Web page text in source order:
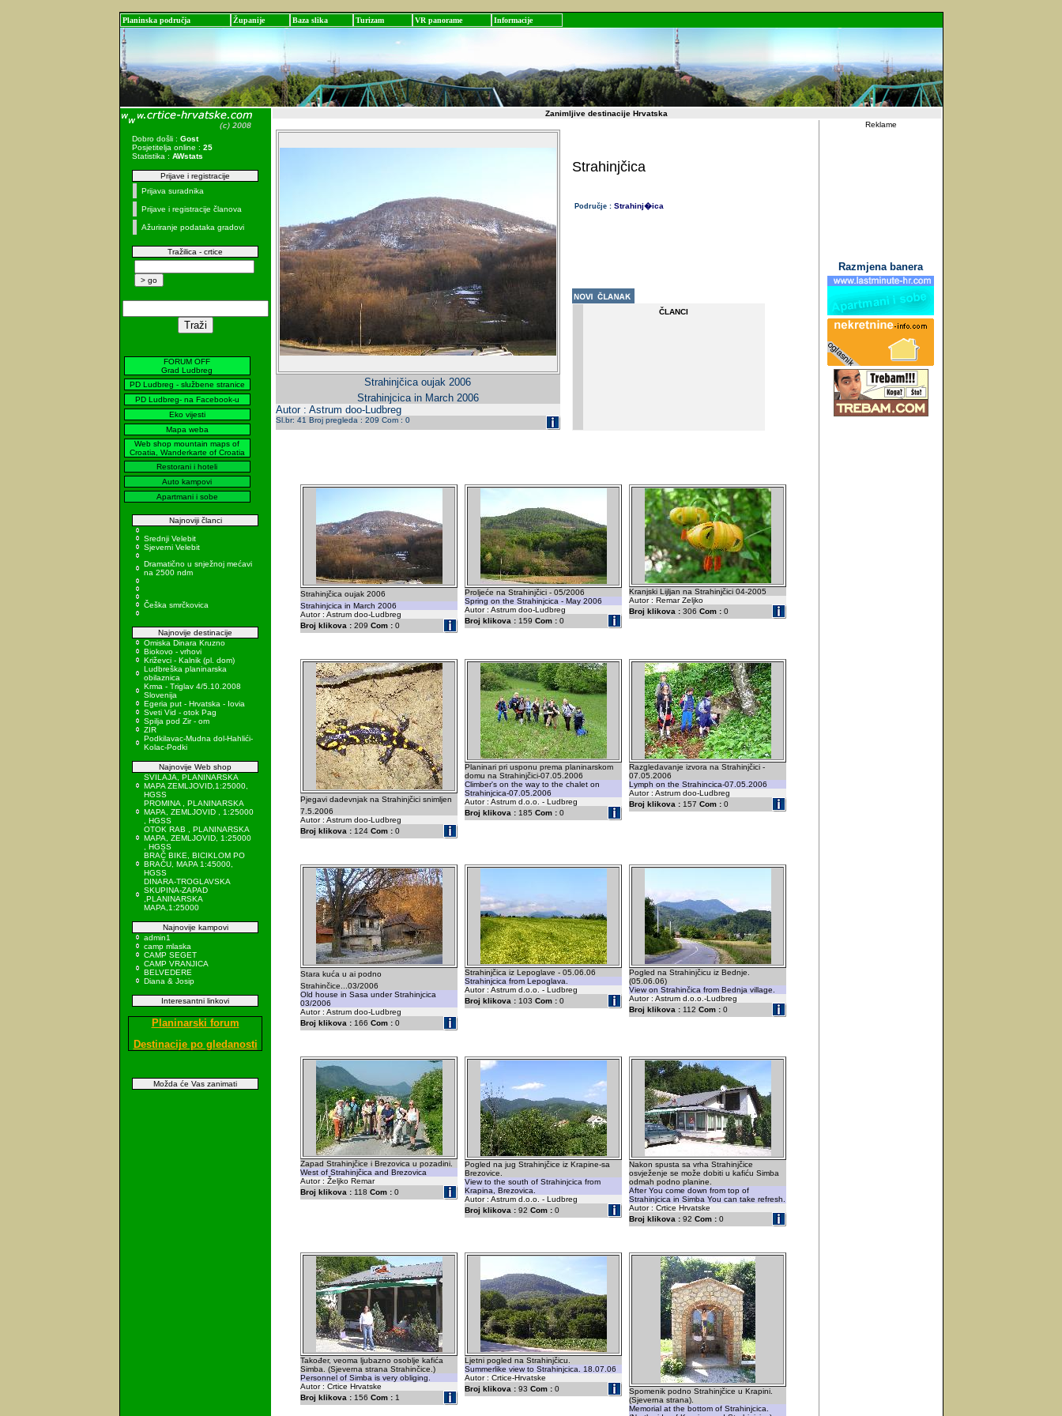
Planinska područja Županije Baza slika Turizam VR panorame Informacije
Dobro došli : Gost
Posjetitelja online : 25
Statistika : AWstats
Prijave i registracije
Prijava suradnika
Prijave i registracije članova
Ažuriranje podataka gradovi
Tražilica - crtice
FORUM OFF
Grad Ludbreg
PD Ludbreg - službene stranice
PD Ludbreg- na Facebook-u
Eko vijesti
Mapa weba
Web shop mountain maps of
Croatia, Wanderkarte of Croatia
Restorani i hoteli
Auto kampovi
Apartmani i sobe
Najnoviji članci
Srednji Velebit
Sjeverni Velebit
Dramatično u snježnoj mećavi
na 2500 ndm
Češka smrčkovica
Najnovije destinacije
Omiska Dinara Kruzno
Biokovo - vrhovi
Križevci - Kalnik (pl. dom)
Ludbreška planinarska
obilaznica
Krma - Triglav 4/5.10.2008
Slovenija
Egeria put - Hrvatska - Iovia
Sveti Vid - otok Pag
Spilja pod Zir - om
ZIR
Podkilavac-Mudna dol-Hahlići-
Kolac-Podki
Najnovije Web shop
SVILAJA, PLANINARSKA
MAPA ZEMLJOVID,1:25000,
HGSS
PROMINA , PLANINARSKA
MAPA, ZEMLJOVID , 1:25000
, HGSS
OTOK RAB , PLANINARSKA
MAPA, ZEMLJOVID, 1:25000
, HGSS
BRAČ BIKE, BICIKLOM PO
BRAČU, MAPA 1:45000,
HGSS
DINARA-TROGLAVSKA
SKUPINA-ZAPAD
,PLANINARSKA
MAPA,1:25000
Najnovije kampovi
admin1
camp mlaska
CAMP SEGET
CAMP VRANJICA
BELVEDERE
Diana & Josip
Interesantni linkovi
Planinarski forum
Destinacije po gledanosti
Možda će Vas zanimati
Zanimljive destinacije Hrvatska
Strahinjčica oujak 2006
Strahinjcica in March 2006
Autor : Astrum doo-Ludbreg
Sl.br: 41 Broj pregleda : 209 Com : 0
Strahinjčica
Područje : Strahinj�ica
ČLANCI
Strahinjčica oujak 2006
Strahinjcica in March 2006
Autor : Astrum doo-Ludbreg
Broj klikova : 209 Com : 0
Proljeće na Strahinjčici - 05/2006
Spring on the Strahinjcica - May 2006
Autor : Astrum doo-Ludbreg
Broj klikova : 159 Com : 0
Kranjski Lijljan na Strahinjčici 04-2005
Autor : Remar Zeljko
Broj klikova : 306 Com : 0
Pjegavi dadevnjak na Strahinjčici snimljen
7.5.2006
Autor : Astrum doo-Ludbreg
Broj klikova : 124 Com : 0
Planinari pri usponu prema planinarskom
domu na Strahinjčici-07.05.2006
Climber's on the way to the chalet on
Strahinjcica-07.05.2006
Autor : Astrum d.o.o. - Ludbreg
Broj klikova : 185 Com : 0
Razgledavanje izvora na Strahinjčici -
07.05.2006
Lymph on the Strahincica-07.05.2006
Autor : Astrum doo-Ludbreg
Broj klikova : 157 Com : 0
Stara kuća u ai podno
Strahinčice...03/2006
Old house in Sasa under Strahinjcica
03/2006
Autor : Astrum doo-Ludbreg
Broj klikova : 166 Com : 0
Strahinjčica iz Lepoglave - 05.06.06
Strahinjcica from Lepoglava.
Autor : Astrum d.o.o. - Ludbreg
Broj klikova : 103 Com : 0
Pogled na Strahinjčicu iz Bednje.
(05.06.06)
View on Strahinčica from Bednja village.
Autor : Astrum d.o.o.-Ludbreg
Broj klikova : 112 Com : 0
Zapad Strahinjčice i Brezovica u pozadini.
West of Strahinjčica and Brezovica
Autor : Željko Remar
Broj klikova : 118 Com : 0
Pogled na jug Strahinjčice iz Krapine-sa
Brezovice.
View to the south of Strahinjcica from
Krapina, Brezovica.
Autor : Astrum d.o.o. - Ludbreg
Broj klikova : 92 Com : 0
Nakon spusta sa vrha Strahinjčice
osvježenje se može dobiti u kafiću Simba
odmah podno planine.
After You come down from top of
Strahinjcica in Simba You can take refresh.
Autor : Crtice Hrvatske
Broj klikova : 92 Com : 0
Također, veoma ljubazno osoblje kafića
Simba. (Sjeverna strana Strahinčice.)
Personnel of Simba is very obliging.
Autor : Crtice Hrvatske
Broj klikova : 156 Com : 1
Ljetni pogled na Strahinjčicu.
Summerlike view to Strahinjcica. 18.07.06
Autor : Crtice-Hrvatske
Broj klikova : 93 Com : 0
Spomenik podno Strahinjčice u Krapini.
(Sjeverna strana).
Memorial at the bottom of Strahinjcica.
Reklame
Razmjena banera